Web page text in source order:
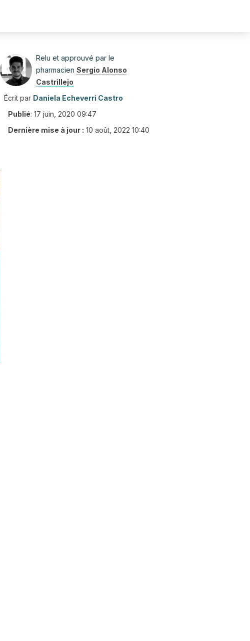
Relu et approuvé par le
pharmacien Sergio Alonso
Castrillejo
Écrit par Daniela Echeverri Castro
Publié: 17 juin, 2020 09:47
Dernière mise à jour : 10 août, 2022 10:40